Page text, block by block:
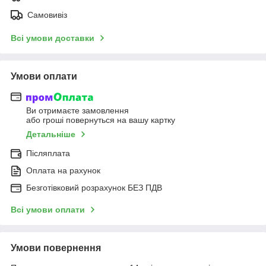
Самовивіз
Всі умови доставки
Умови оплати
Ви отримаєте замовлення
або гроші повернуться на вашу картку
Детальніше
Післяплата
Оплата на рахунок
Безготівковий розрахунок БЕЗ ПДВ
Всі умови оплати
Умови повернення